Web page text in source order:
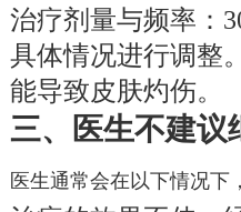
治疗剂量与频率：
具体情况进行调整
能导致皮肤灼伤。
三、医生不建议
医生通常会在以下情况下